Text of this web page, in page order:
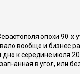
эпохи 90-х
вообще и бизнес
к середине июля
в угол, или